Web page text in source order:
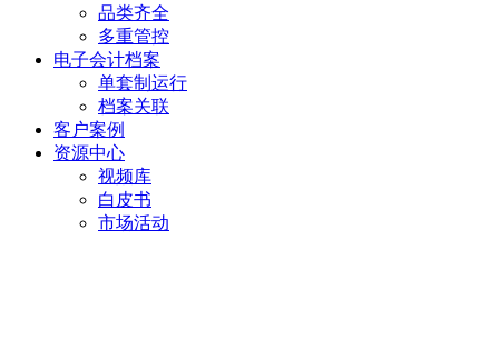
品类齐全
多重管控
电子会计档案
单套制运行
档案关联
客户案例
资源中心
视频库
白皮书
市场活动